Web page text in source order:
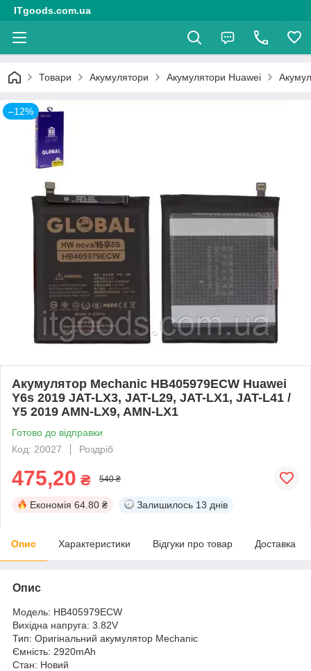
ITgoods.com.ua
Товари Акумулятори Акумулятори Huawei
–12%
Акумулятор Mechanic HB405979ECW Huawei
Y6s 2019 JAT-LX3, JAT-L29, JAT-LX1, JAT-L41 /
Y5 2019 AMN-LX9, AMN-LX1
Готово до відправки
Код: 20027
Роздріб
475,20 ₴ 540 ₴
Економія 64.80 ₴ Залишилось 13 днів
Опис Характеристики Відгуки про товар Доставка
Опис
Модель: HB405979ECW
Вихідна напруга: 3.82V
Тип: Оригінальний акумулятор Mechanic
Ємність: 2920mAh
Стан: Новий